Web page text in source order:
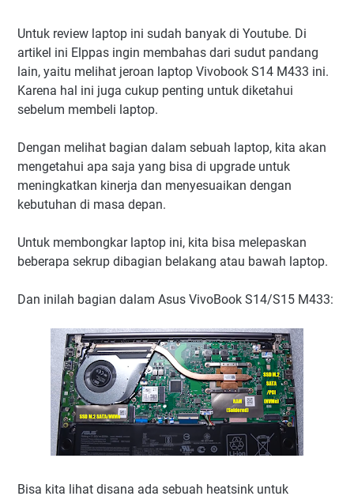
Untuk review laptop ini sudah banyak di Youtube. Di
artikel ini Elppas ingin membahas dari sudut pandang
lain, yaitu melihat jeroan laptop Vivobook S14 M433 ini.
Karena hal ini juga cukup penting untuk diketahui
sebelum membeli laptop.
Dengan melihat bagian dalam sebuah laptop, kita akan
mengetahui apa saja yang bisa di upgrade untuk
meningkatkan kinerja dan menyesuaikan dengan
kebutuhan di masa depan.
Untuk membongkar laptop ini, kita bisa melepaskan
beberapa sekrup dibagian belakang atau bawah laptop.
Dan inilah bagian dalam Asus VivoBook S14/S15 M433:
Bisa kita lihat disana ada sebuah heatsink untuk